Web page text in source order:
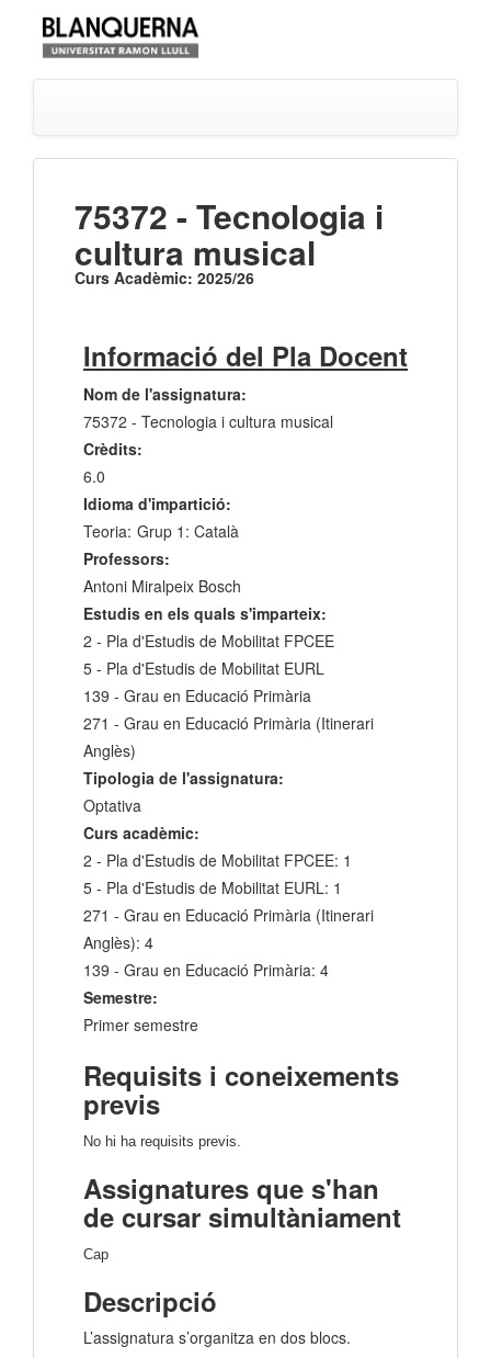
75372 - Tecnologia i
cultura musical
Curs Acadèmic: 2025/26
Informació del Pla Docent
Nom de l'assignatura:
75372 - Tecnologia i cultura musical
Crèdits:
6.0
Idioma d'impartició:
Teoria: Grup 1: Català
Professors:
Antoni Miralpeix Bosch
Estudis en els quals s'imparteix:
2 - Pla d'Estudis de Mobilitat FPCEE
5 - Pla d'Estudis de Mobilitat EURL
139 - Grau en Educació Primària
271 - Grau en Educació Primària (Itinerari
Anglès)
Tipologia de l'assignatura:
Optativa
Curs acadèmic:
2 - Pla d'Estudis de Mobilitat FPCEE: 1
5 - Pla d'Estudis de Mobilitat EURL: 1
271 - Grau en Educació Primària (Itinerari
Anglès): 4
139 - Grau en Educació Primària: 4
Semestre:
Primer semestre
Requisits i coneixements
previs
No hi ha requisits previs.
Assignatures que s'han
de cursar simultàniament
Cap
Descripció
L’assignatura s’organitza en dos blocs.